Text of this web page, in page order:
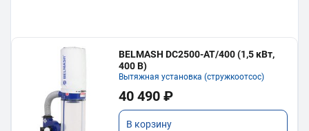
BELMASH DC2500-AT/400 (1,5 кВт,
400 В)
Вытяжная установка (стружкоотсос)
40 490 ₽
В корзину